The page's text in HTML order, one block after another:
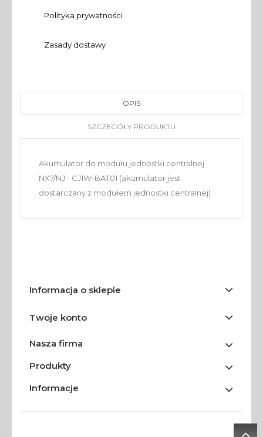
Polityka prywatności
Zasady dostawy
OPIS
SZCZEGÓŁY PRODUKTU
Akumulator do modułu jednostki centralnej
NX7/NJ - CJ1W-BAT01 (akumulator jest
dostarczany z modułem jednostki centralnej)
Informacja o sklepie
Twoje konto
Nasza firma
Produkty
Informacje